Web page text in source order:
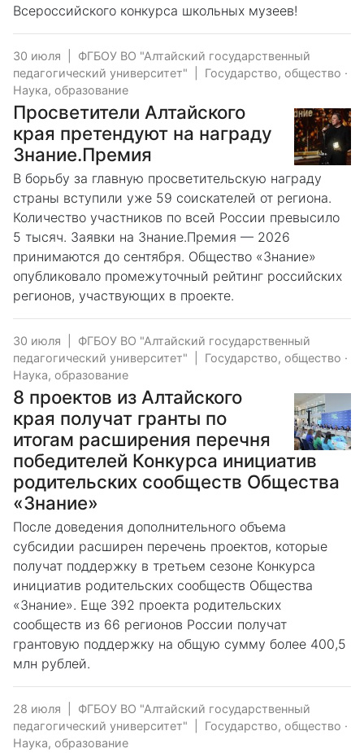
Всероссийского конкурса школьных музеев!
30 июля
ФГБОУ ВО "Алтайский государственный
педагогический университет"
Государство, общество ·
Наука, образование
Просветители Алтайского
края претендуют на награду
Знание.Премия
В борьбу за главную просветительскую награду
страны вступили уже 59 соискателей от региона.
Количество участников по всей России превысило
5 тысяч. Заявки на Знание.Премия — 2026
принимаются до сентября. Общество «Знание»
опубликовало промежуточный рейтинг российских
регионов, участвующих в проекте.
30 июля
ФГБОУ ВО "Алтайский государственный
педагогический университет"
Государство, общество ·
Наука, образование
8 проектов из Алтайского
края получат гранты по
итогам расширения перечня
победителей Конкурса инициатив
родительских сообществ Общества
«Знание»
После доведения дополнительного объема
субсидии расширен перечень проектов, которые
получат поддержку в третьем сезоне Конкурса
инициатив родительских сообществ Общества
«Знание». Еще 392 проекта родительских
сообществ из 66 регионов России получат
грантовую поддержку на общую сумму более 400,5
млн рублей.
28 июля
ФГБОУ ВО "Алтайский государственный
педагогический университет"
Государство, общество ·
Наука, образование